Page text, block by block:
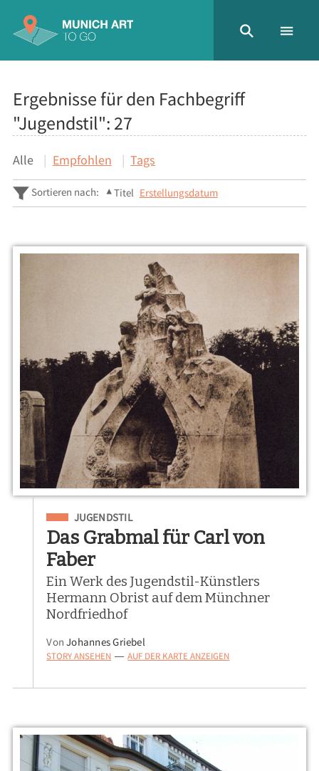
Ergebnisse für den Fachbegriff
"Jugendstil": 27
Alle Empfohlen Tags
Sortieren nach: Titel Erstellungsdatum
Eingeordnet unter
JUGENDSTIL
Das Grabmal für Carl von
Faber
Ein Werk des Jugendstil-Künstlers
Hermann Obrist auf dem Münchner
Nordfriedhof
VonJohannes Griebel
STORY ANSEHEN — AUF DER KARTE ANZEIGEN